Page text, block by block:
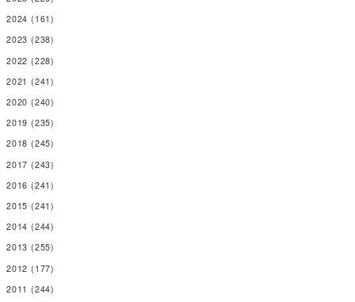
2024 (161)
2023 (238)
2022 (228)
2021 (241)
2020 (240)
2019 (235)
2018 (245)
2017 (243)
2016 (241)
2015 (241)
2014 (244)
2013 (255)
2012 (177)
2011 (244)